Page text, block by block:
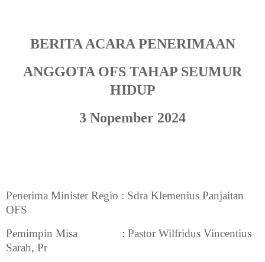
BERITA ACARA PENERIMAAN
ANGGOTA OFS TAHAP SEUMUR
HIDUP
3 Nopember 2024
Penerima Minister Regio : Sdra Klemenius Panjaitan
OFS
Pemimpin Misa
: Pastor Wilfridus Vincentius
Sarah, Pr